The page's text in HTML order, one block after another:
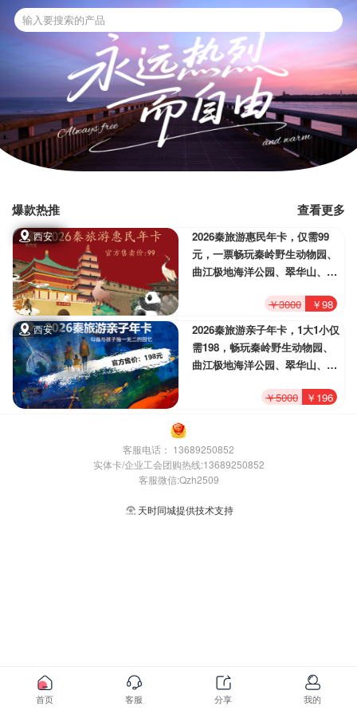
爆款热推 查看更多
西安
2026秦旅游惠民年卡，仅需99
元，一票畅玩秦岭野生动物园、
曲江极地海洋公园、翠华山、塔
物园等超多家优质景区!
￥3000 ￥98
西安
2026秦旅游亲子年卡，1大1小仅
需198，畅玩秦岭野生动物园、
曲江极地海洋公园、翠华山、亲
景区！即买即用免费畅游
￥5000 ￥196
首页 客服 分享 我的
客服电话： 13689250852
实体卡/企业工会团购热线:13689250852
客服微信:Qzh2509
天时同城提供技术支持